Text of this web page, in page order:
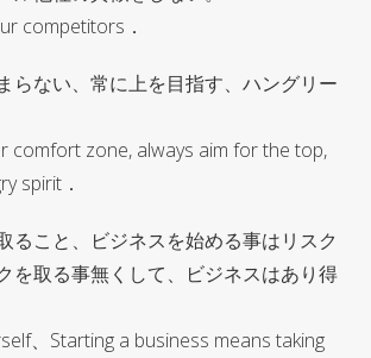
competitors．
らない、常に上を目指す、ハングリー
comfort zone, always aim for the top,
spirit．
ること、ビジネスを始める事はリスク
を取る事無くして、ビジネスはあり得
、Starting a business means taking